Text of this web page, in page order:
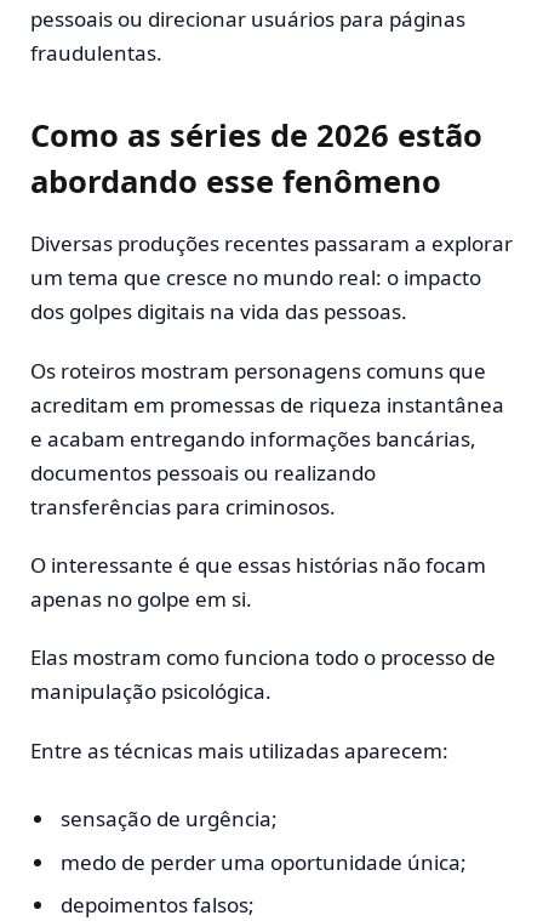
pessoais ou direcionar usuários para páginas
fraudulentas.
Como as séries de 2026 estão
abordando esse fenômeno
Diversas produções recentes passaram a explorar
um tema que cresce no mundo real: o impacto
dos golpes digitais na vida das pessoas.
Os roteiros mostram personagens comuns que
acreditam em promessas de riqueza instantânea
e acabam entregando informações bancárias,
documentos pessoais ou realizando
transferências para criminosos.
O interessante é que essas histórias não focam
apenas no golpe em si.
Elas mostram como funciona todo o processo de
manipulação psicológica.
Entre as técnicas mais utilizadas aparecem:
sensação de urgência;
medo de perder uma oportunidade única;
depoimentos falsos;